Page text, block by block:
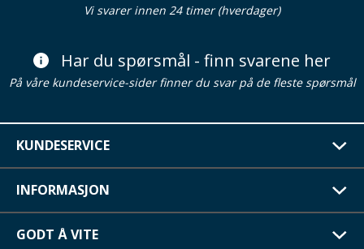
Vi svarer innen 24 timer (hverdager)
Har du spørsmål - finn svarene her
På våre kundeservice-sider finner du svar på de fleste spørsmål
KUNDESERVICE
INFORMASJON
GODT Å VITE